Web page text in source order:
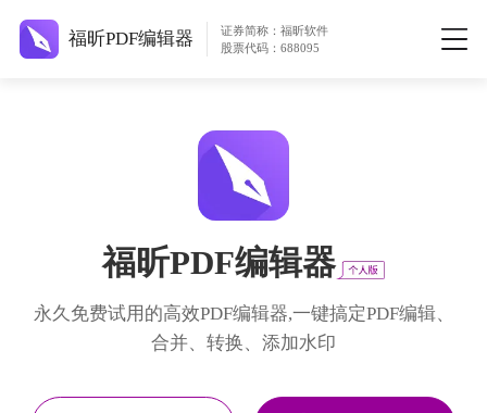
福昕PDF编辑器
证券简称：福昕软件
股票代码：688095
福昕PDF编辑器
永久免费试用的高效PDF编辑器,一键搞定PDF编辑、
合并、转换、添加水印